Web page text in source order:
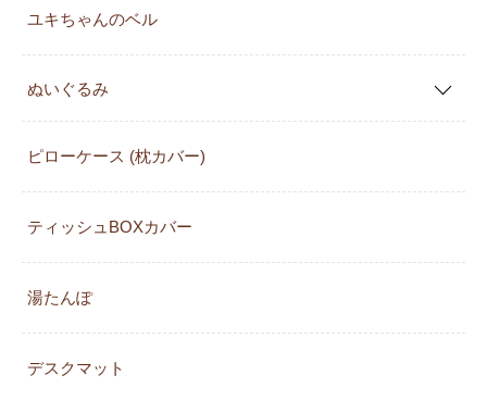
ユキちゃんのベル
ぬいぐるみ
ピローケース (枕カバー)
ティッシュBOXカバー
湯たんぽ
デスクマット